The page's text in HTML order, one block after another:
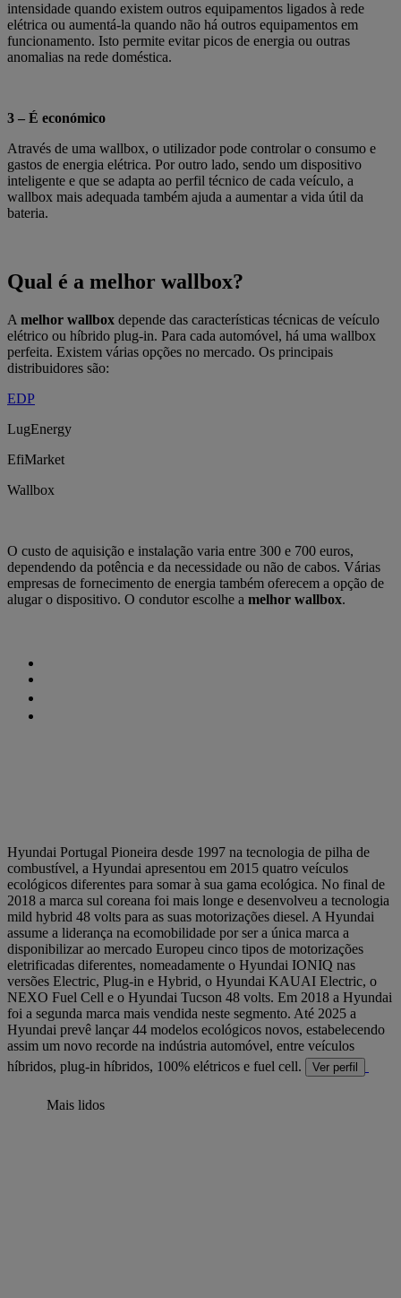
intensidade quando existem outros equipamentos ligados à rede
elétrica ou aumentá-la quando não há outros equipamentos em
funcionamento. Isto permite evitar picos de energia ou outras
anomalias na rede doméstica.
3 – É económico
Através de uma wallbox, o utilizador pode controlar o consumo e
gastos de energia elétrica. Por outro lado, sendo um dispositivo
inteligente e que se adapta ao perfil técnico de cada veículo, a
wallbox mais adequada também ajuda a aumentar a vida útil da
bateria.
Qual é a melhor wallbox?
A melhor wallbox depende das características técnicas de veículo
elétrico ou híbrido plug-in. Para cada automóvel, há uma wallbox
perfeita. Existem várias opções no mercado. Os principais
distribuidores são:
EDP
LugEnergy
EfiMarket
Wallbox
O custo de aquisição e instalação varia entre 300 e 700 euros,
dependendo da potência e da necessidade ou não de cabos. Várias
empresas de fornecimento de energia também oferecem a opção de
alugar o dispositivo. O condutor escolhe a melhor wallbox.
Hyundai Portugal Pioneira desde 1997 na tecnologia de pilha de
combustível, a Hyundai apresentou em 2015 quatro veículos
ecológicos diferentes para somar à sua gama ecológica. No final de
2018 a marca sul coreana foi mais longe e desenvolveu a tecnologia
mild hybrid 48 volts para as suas motorizações diesel. A Hyundai
assume a liderança na ecomobilidade por ser a única marca a
disponibilizar ao mercado Europeu cinco tipos de motorizações
eletrificadas diferentes, nomeadamente o Hyundai IONIQ nas
versões Electric, Plug-in e Hybrid, o Hyundai KAUAI Electric, o
NEXO Fuel Cell e o Hyundai Tucson 48 volts. Em 2018 a Hyundai
foi a segunda marca mais vendida neste segmento. Até 2025 a
Hyundai prevê lançar 44 modelos ecológicos novos, estabelecendo
assim um novo recorde na indústria automóvel, entre veículos
híbridos, plug-in híbridos, 100% elétricos e fuel cell.
Ver perfil
Mais lidos